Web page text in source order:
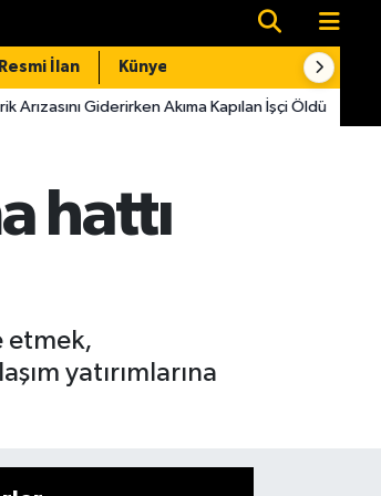
Resmi İlan Künye
Akıma Kapılan İşçi Öldü 15:14
hattı
etmek,
yatırımlarına